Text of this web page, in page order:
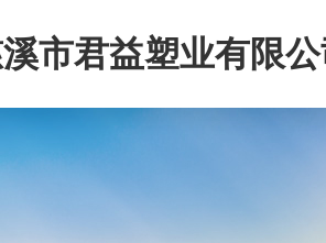
市君益塑业有限